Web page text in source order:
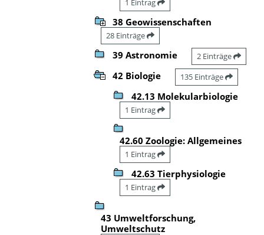
1 Eintrag
38 Geowissenschaften
28 Einträge
39 Astronomie 2 Einträge
42 Biologie 135 Einträge
42.13 Molekularbiologie
1 Eintrag
42.60 Zoologie: Allgemeines
1 Eintrag
42.63 Tierphysiologie
1 Eintrag
43 Umweltforschung,
Umweltschutz